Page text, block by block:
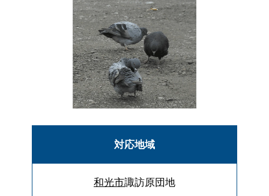
対応地域
和光市諏訪原団地